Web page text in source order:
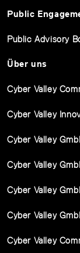
Public
Public Advisory
Über uns
Cyber Valley
Cyber Valley
Cyber Valley
Cyber Valley
Cyber Valley
Cyber Valley
Cyber Valley